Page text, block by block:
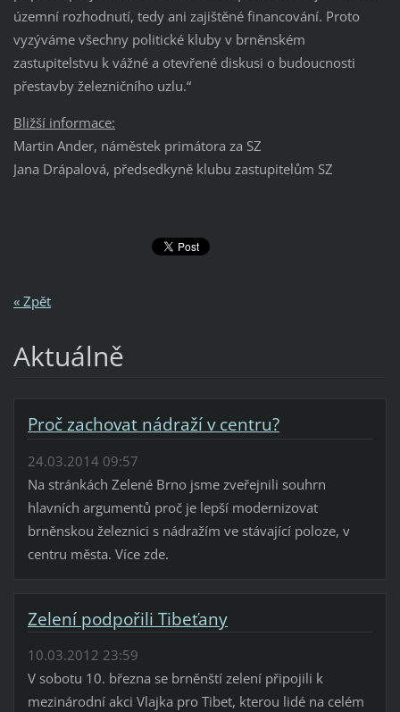
územní rozhodnutí, tedy ani zajištěné financování. Proto
vyzýváme všechny politické kluby v brněnském
zastupitelstvu k vážné a otevřené diskusi o budoucnosti
přestavby železničního uzlu.“
Bližší informace:
Martin Ander, náměstek primátora za SZ
Jana Drápalová, předsedkyně klubu zastupitelům SZ
« Zpět
Aktuálně
Proč zachovat nádraží v centru?
24.03.2014 09:57
Na stránkách Zelené Brno jsme zveřejnili souhrn
hlavních argumentů proč je lepší modernizovat
brněnskou železnici s nádražím ve stávající poloze, v
centru města. Více zde.
Zelení podpořili Tibeťany
10.03.2012 23:59
V sobotu 10. března se brněnští zelení připojili k
mezinárodní akci Vlajka pro Tibet, kterou lidé na celém